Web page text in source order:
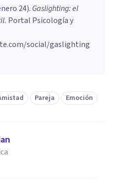
se reduce su
su juicio y tomar
24). Gaslighting: el
. Portal Psicología y
social/gaslighting
Pareja Emoción